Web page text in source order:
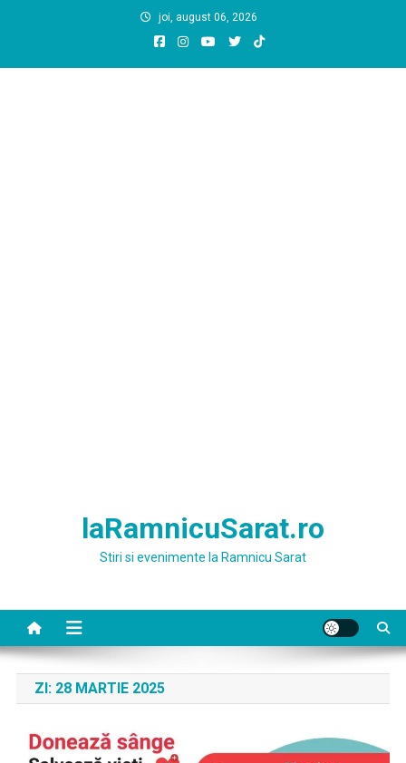
joi, august 06, 2026
laRamnicuSarat.ro
Stiri si evenimente la Ramnicu Sarat
ZI: 28 MARTIE 2025